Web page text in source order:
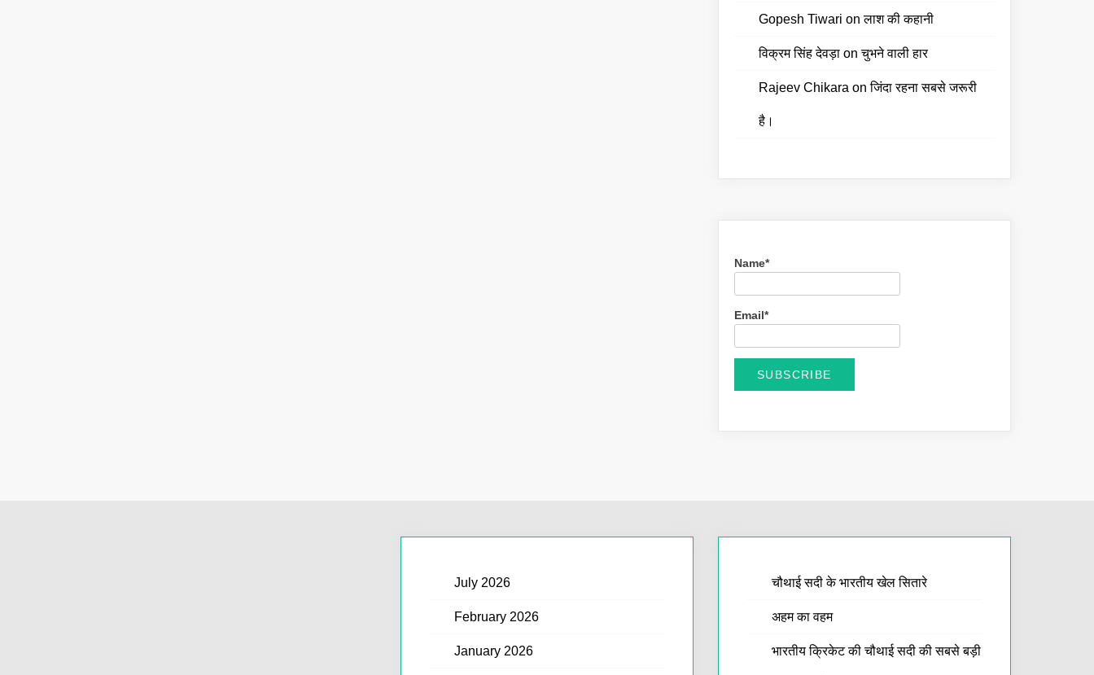
Gopesh Tiwari onलाश की कहानी
विक्रम सिंह देवड़ा onचुभने वाली हार
Rajeev Chikara onजिंदा रहना सबसे जरूरी
है।
Name*
Email*
July 2026
February 2026
January 2026
चौथाई सदी के भारतीय खेल सितारे
अहम का वहम
भारतीय क्रिकेट की चौथाई सदी की सबसे बड़ी